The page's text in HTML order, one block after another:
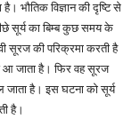
भौतिक विज्ञान की दृष्टि से
सूर्य का बिम्ब कुछ समय के
सूरज की परिक्रमा करती है
जाता है। फिर वह सूरज
जाता है। इस घटना को सूर्य
है।